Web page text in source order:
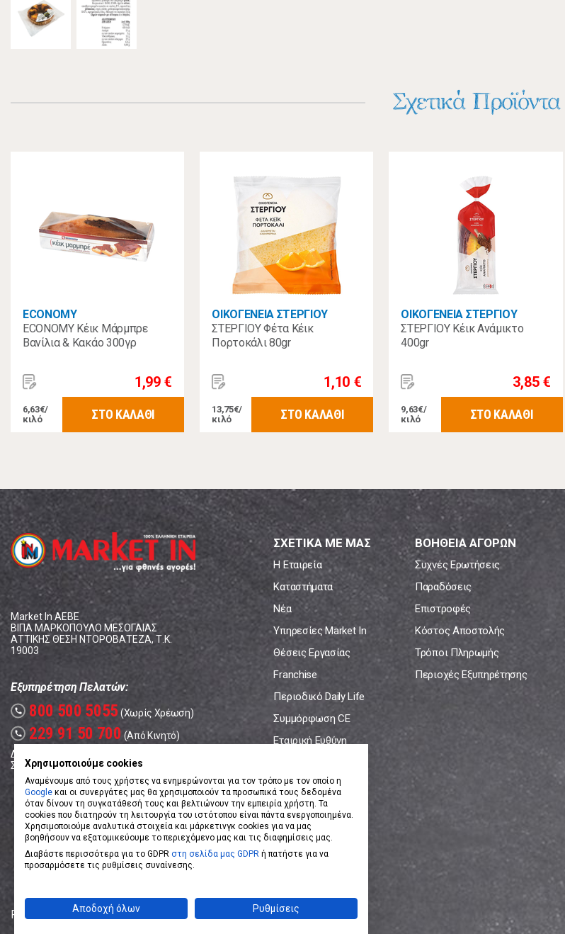
Σχετικά Προϊόντα
ECONOMY
ECONOMY Κέικ Μάρμπρε
Βανίλια & Κακάο 300γρ
1,99 €
6,63€/
κιλό
ΣΤΟ ΚΑΛΑΘΙ
ΟΙΚΟΓΕΝΕΙΑ ΣΤΕΡΓΙΟΥ
ΣΤΕΡΓΙΟΥ Φέτα Κέικ
Πορτοκάλι 80gr
1,10 €
13,75€/
κιλό
ΣΤΟ ΚΑΛΑΘΙ
ΟΙΚΟΓΕΝΕΙΑ ΣΤΕΡΓΙΟΥ
ΣΤΕΡΓΙΟΥ Κέικ Ανάμικτο
400gr
3,85 €
9,63€/
κιλό
ΣΤΟ ΚΑΛΑΘΙ
Market In ΑΕΒΕ
ΒΙΠΑ ΜΑΡΚΟΠΟΥΛΟ ΜΕΣΟΓΑΙΑΣ
ΑΤΤΙΚΗΣ ΘΕΣΗ ΝΤΟΡΟΒΑΤΕΖΑ, Τ.Κ.
19003
Εξυπηρέτηση Πελατών:
call 800 500 5055 (Χωρίς Χρέωση)
call 229 91 50 700 (Από Κινητό)
Δευτέρα - Παρασκευή: 08:00 - 17:00
Σάββατο: 08:00 – 14:00
ΣΧΕΤΙΚΑ ΜΕ ΜΑΣ
Η Εταιρεία
Καταστήματα
Νέα
Υπηρεσίες Market In
Θέσεις Εργασίας
Franchise
Περιοδικό Daily Life
Συμμόρφωση CE
Εταιρική Ευθύνη
ΒΟΗΘΕΙΑ ΑΓΟΡΩΝ
Συχνές Ερωτήσεις
Παραδόσεις
Επιστροφές
Κόστος Αποστολής
Τρόποι Πληρωμής
Περιοχές Εξυπηρέτησης
Powered by eShopKeyDesigned by Koolmetrix
Χρησιμοποιούμε cookies
Αναμένουμε από τους χρήστες να ενημερώνονται για τον τρόπο με τον οποίο η
Google και οι συνεργάτες μας θα χρησιμοποιούν τα προσωπικά τους δεδομένα
όταν δίνουν τη συγκατάθεσή τους και βελτιώνουν την εμπειρία χρήστη. Τα
cookies που διατηρούν τη λειτουργία του ιστότοπου είναι πάντα ενεργοποιημένα.
Χρησιμοποιούμε αναλυτικά στοιχεία και μάρκετινγκ cookies για να μας
βοηθήσουν να εξατομικεύουμε το περιεχόμενο μας και τις διαφημίσεις μας.
Διαβάστε περισσότερα για το GDPR στη σελίδα μας GDPR ή πατήστε για να
προσαρμόσετε τις ρυθμίσεις συναίνεσης.
Αποδοχή όλων Ρυθμίσεις